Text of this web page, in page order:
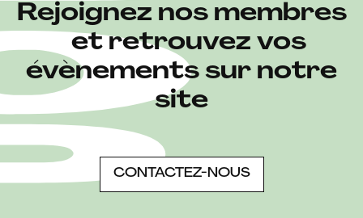
Rejoignez nos membres
et retrouvez vos
évènements sur notre
site
CONTACTEZ-NOUS